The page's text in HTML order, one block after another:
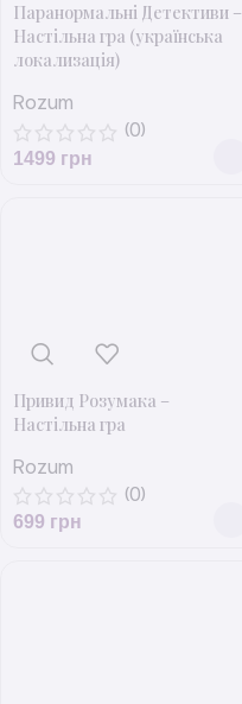
Паранормальні Детективи –
Настільна гра (українська
локализація)
Rozum
(0)
1499 грн
Привид Розумака –
Настільна гра
Rozum
(0)
699 грн